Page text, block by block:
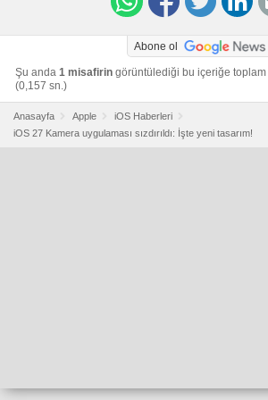
Abone ol
Şu anda 1 misafirin görüntülediği bu içeriğe toplam
(0,157 sn.)
Anasayfa Apple
iOS Haberleri
iOS 27 Kamera uygulaması sızdırıldı: İşte yeni tasarım!